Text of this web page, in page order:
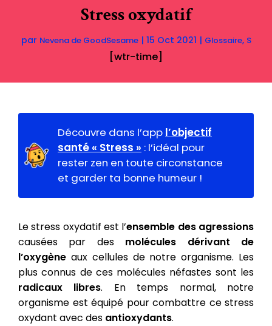
Stress oxydatif
par Nevena de GoodSesame| 15 Oct 2021 | Glossaire, S
[wtr-time]
Découvre dans l’app l’objectif
santé « Stress » : l’idéal pour
rester zen en toute circonstance
et garder ta bonne humeur !
Le stress oxydatif est l’ensemble des agressions
causées par des molécules dérivant de
l’oxygène aux cellules de notre organisme. Les
plus connus de ces molécules néfastes sont les
radicaux libres. En temps normal, notre
organisme est équipé pour combattre ce stress
oxydant avec des antioxydants.